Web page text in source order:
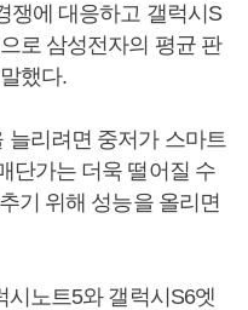
쟁에 대응하고 갤럭시S
로 삼성전자의 평균 판
했다.
늘리려면 중저가 스마트
단가는 더욱 떨어질 수
기 위해 성능을 올리면
시노트5와 갤럭시S6엣